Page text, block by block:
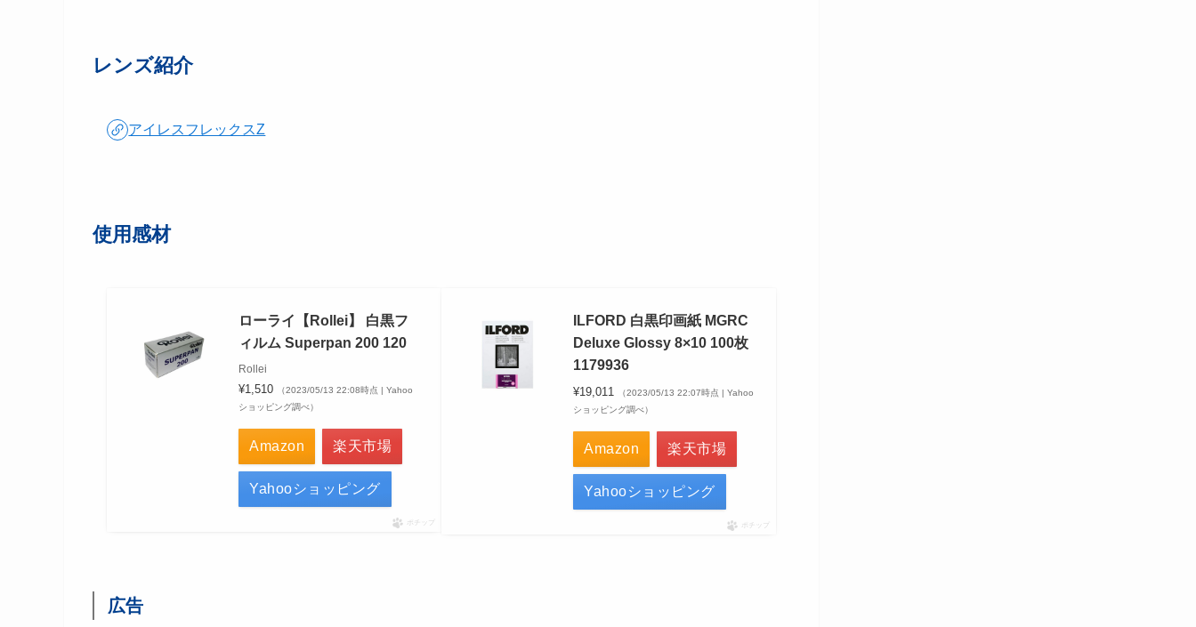
レンズ紹介
アイレスフレックスZ
使用感材
ローライ【Rollei】 白黒フ
ィルム Superpan 200 120
Rollei
¥1,510
（2023/05/13 22:08時点 | Yahoo
ショッピング調べ）
Amazon 楽天市場
Yahooショッピング
ポチップ
ILFORD 白黒印画紙 MGRC
Deluxe Glossy 8×10 100枚
1179936
¥19,011
（2023/05/13 22:07時点 | Yahoo
ショッピング調べ）
Amazon 楽天市場
Yahooショッピング
ポチップ
広告